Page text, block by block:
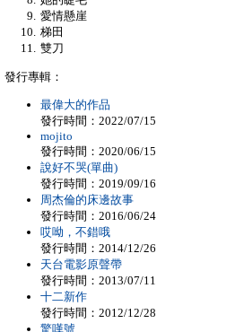
愛情懸崖
梯田
雙刀
發行專輯：
最偉大的作品
發行時間：2022/07/15
mojito
發行時間：2020/06/15
說好不哭(單曲)
發行時間：2019/09/16
周杰倫的床邊故事
發行時間：2016/06/24
哎呦，不錯哦
發行時間：2014/12/26
天台電影原聲帶
發行時間：2013/07/11
十二新作
發行時間：2012/12/28
驚嘆號